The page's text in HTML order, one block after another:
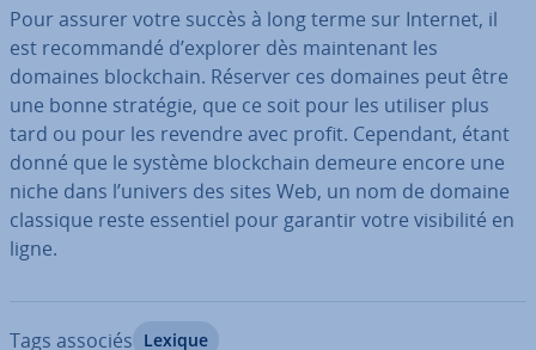
Pour assurer votre succès à long terme sur Internet, il
est re­com­mandé d’explorer dès main­te­nant les
domaines blo­ck­chain. Réserver ces domaines peut être
une bonne stratégie, que ce soit pour les utiliser plus
tard ou pour les revendre avec profit. Cependant, étant
donné que le système blo­ck­chain demeure encore une
niche dans l’univers des sites Web, un nom de domaine
classique reste essentiel pour garantir votre vi­si­bi­lité en
ligne.
Tags associés Lexique